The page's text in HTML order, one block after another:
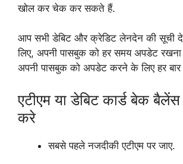
खोल कर चेक कर सकते हैं.
आप सभी डेबिट और क्रेडिट लेनदेन की
लिए, अपनी पासबुक को हर समय अपडेट
अपनी पासबुक को अपडेट करने के लिए हर बार
एटीएम या डेबिट कार्ड बेक
करे
सबसे पहले नजदीकी एटीएम पर जाए.